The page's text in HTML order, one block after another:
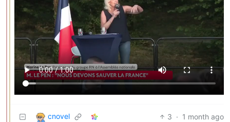
cnovel 3 · 1 month ago